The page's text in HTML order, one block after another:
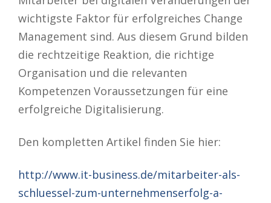
wichtigste Faktor für erfolgreiches Change
Management sind. Aus diesem Grund bilden
die rechtzeitige Reaktion, die richtige
Organisation und die relevanten
Kompetenzen Voraussetzungen für eine
erfolgreiche Digitalisierung.
Den kompletten Artikel finden Sie hier:
http://www.it-business.de/mitarbeiter-als-
schluessel-zum-unternehmenserfolg-a-